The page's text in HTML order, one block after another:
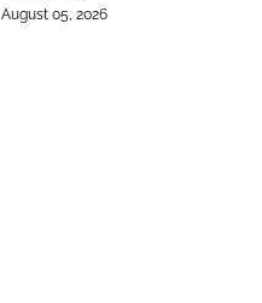
August 05, 2026